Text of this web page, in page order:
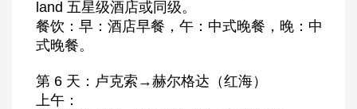
land 五星级酒店或同级。
餐饮：早：酒店早餐，午：中式晚餐，晚：中
式晚餐。
第 6 天：卢克索→赫尔格达（红海）
上午：